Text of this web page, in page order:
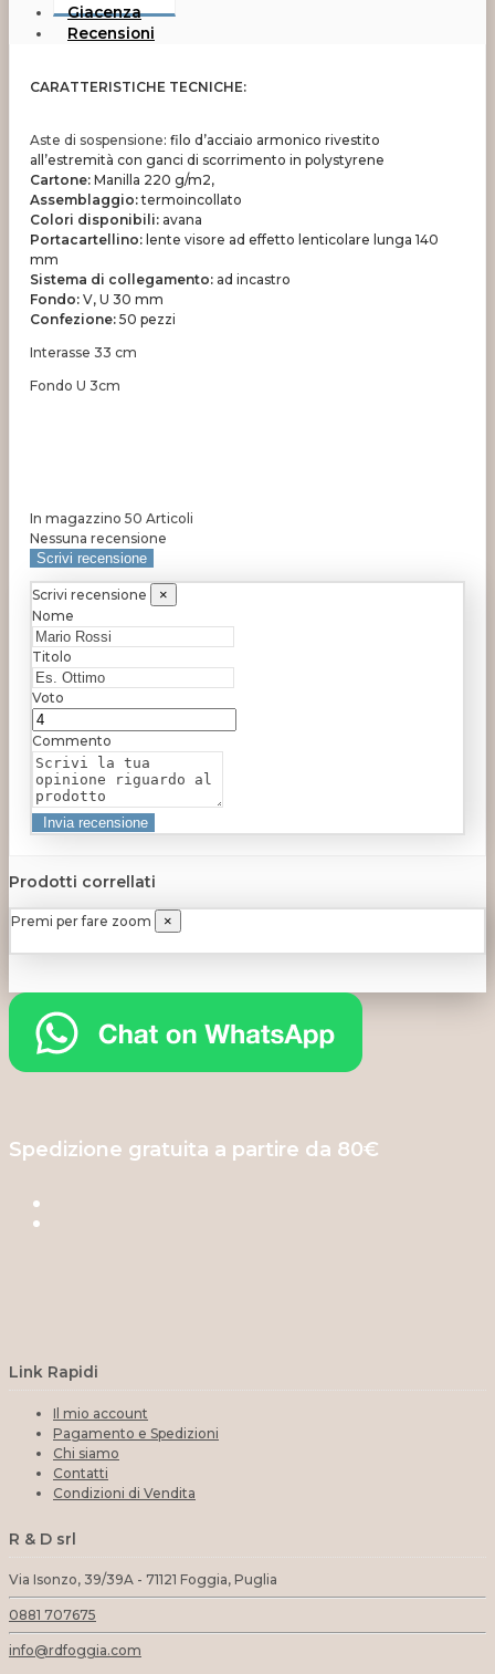
Giacenza
Recensioni
CARATTERISTICHE TECNICHE:
Aste di sospensione: filo d’acciaio armonico rivestito
all’estremità con ganci di scorrimento in polystyrene
Cartone: Manilla 220 g/m2,
Assemblaggio: termoincollato
Colori disponibili: avana
Portacartellino: lente visore ad effetto lenticolare lunga 140
mm
Sistema di collegamento: ad incastro
Fondo: V, U 30 mm
Confezione: 50 pezzi
Interasse 33 cm
Fondo U 3cm
In magazzino 50 Articoli
Nessuna recensione
Scrivi recensione
Scrivi recensione
×
Nome
Titolo
Voto
Commento
Prodotti correllati
Premi per fare zoom ×
Spedizione gratuita a partire da 80€
Link Rapidi
Il mio account
Pagamento e Spedizioni
Chi siamo
Contatti
Condizioni di Vendita
R & D srl
Via Isonzo, 39/39A - 71121 Foggia, Puglia
0881 707675
info@rdfoggia.com